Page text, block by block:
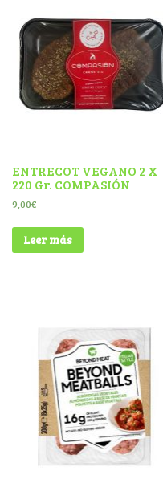
ENTRECOT VEGANO 2 X
220 Gr. COMPASIÓN
9,00€
Leer más